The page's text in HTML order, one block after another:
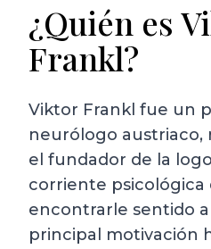
¿Quién es
Frankl?
Viktor Frankl fue un
neurólogo austriaco,
el fundador de la
corriente psicológica
encontrarle sentido a
principal motivación